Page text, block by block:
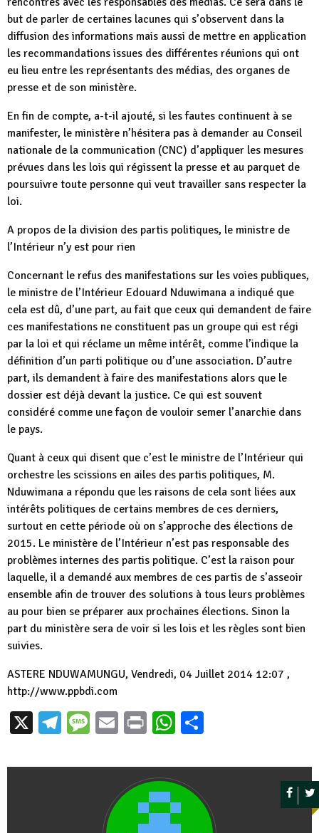
but de parler de certaines lacunes qui s’observent dans la
diffusion des informations mais aussi de mettre en application
les recommandations issues des différentes réunions qui ont
eu lieu entre les représentants des médias, des organes de
presse et de son ministère.
En fin de compte, a-t-il ajouté, si les fautes continuent à se
manifester, le ministère n’hésitera pas à demander au Conseil
nationale de la communication (CNC) d’appliquer les mesures
prévues dans les lois qui régissent la presse et au parquet de
poursuivre toute personne qui veut travailler sans respecter la
loi.
A propos de la division des partis politiques, le ministre de
l’Intérieur n’y est pour rien
Concernant le refus des manifestations sur les voies publiques,
le ministre de l’Intérieur Edouard Nduwimana a indiqué que
cela est dû, d’une part, au fait que ceux qui demandent de faire
ces manifestations ne constituent pas un groupe qui est régi
par la loi et qui réclame un même intérêt, comme l’indique la
définition d’un parti politique ou d’une association. D’autre
part, ils demandent à faire des manifestations alors que le
dossier est déjà devant la justice. Ce qui est souvent
considéré comme une façon de vouloir semer l’anarchie dans
le pays.
Quant à ceux qui disent que c’est le ministre de l’Intérieur qui
orchestre les scissions en ailes des partis politiques, M.
Nduwimana a répondu que les raisons de cela sont liées aux
intérêts politiques de certains membres de ces derniers,
surtout en cette période où on s’approche des élections de
2015. Le ministère de l’Intérieur n’est pas responsable des
problèmes internes des partis politique. C’est la raison pour
laquelle, il a demandé aux membres de ces partis de s’asseoir
ensemble afin de trouver des solutions à tous leurs problèmes
au pour bien se préparer aux prochaines élections. Sinon la
part du ministère sera de voir si les lois et les règles sont bien
suivies.
ASTERE NDUWAMUNGU, Vendredi, 04 Juillet 2014 12:07 ,
http://www.ppbdi.com
X Telegram
Message
EmailPrintWhatsApp